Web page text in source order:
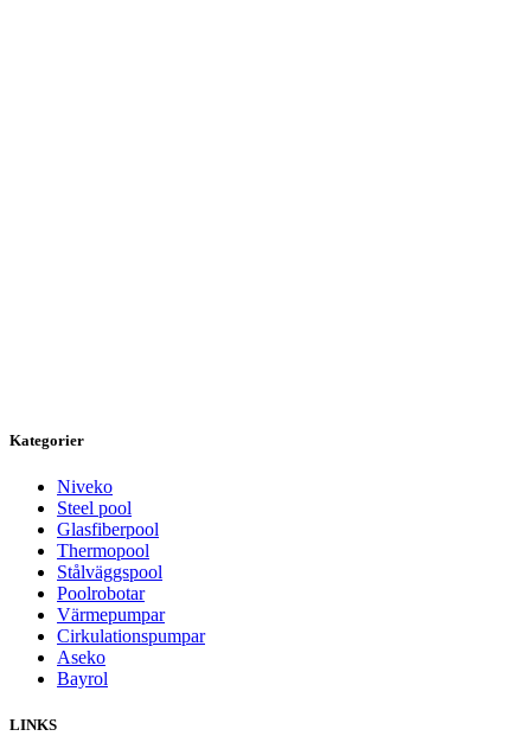
Kategorier
Niveko
Steel pool
Glasfiberpool
Thermopool
Stålväggspool
Poolrobotar
Värmepumpar
Cirkulationspumpar
Aseko
Bayrol
LINKS